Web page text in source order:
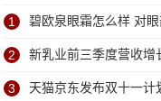
1 碧欧泉眼霜怎么样 对
2 新乳业前三季度营收增
3 天猫京东发布双十一计